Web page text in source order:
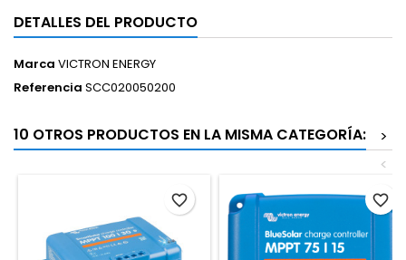
DETALLES DEL PRODUCTO
Marca VICTRON ENERGY
Referencia SCC020050200
10 OTROS PRODUCTOS EN LA MISMA CATEGORÍA:
>
<
favorite_border favorite_border